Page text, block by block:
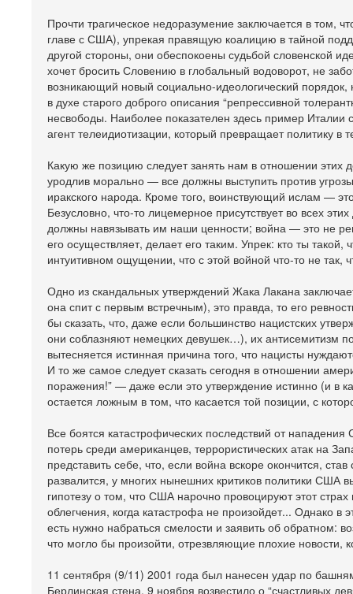
Прочти трагическое недоразумение заключается в том,
главе с США), упрекая правящую коалицию в тайной
другой стороны, они обеспокоены судьбой словенской
хочет бросить Словению в глобальный водоворот, не
возникающий новый социально-идеологический порядок,
в духе старого доброго описания “репрессивной
несвободы. Наиболее показателен здесь пример
агент телеидиотизации, который превращает политику
Какую же позицию следует занять нам в отношении этих
уродлив морально — все должны выступить против
иракского народа. Кроме того, воинствующий ислам —
Безусловно, что-то лицемерное присутствует во всех
должны навязывать им наши ценности; война — это не
его осуществляет, делает его таким. Упрек: кто ты
интуитивном ощущении, что с этой войной что-то не так,
Одно из скандальных утверждений Жака Лакана
она спит с первым встречным), это правда, то его
бы сказать, что, даже если большинство нацистских
они соблазняют немецких девушек…), их антисемитизм
вытесняется истинная причина того, что нацисты
И то же самое следует сказать сегодня в отношении
поражения!” — даже если это утверждение истинно (и в
остается ложным в том, что касается той позиции, с
Все боятся катастрофических последствий от
потерь среди американцев, террористических атак на
представить себе, что, если война вскоре окончится,
развалится, у многих нынешних критиков политики США
гипотезу о том, что США нарочно провоцируют этот
облегчения, когда катастрофа не произойдет... Однако
есть нужно набраться смелости и заявить об
что могло бы произойти, отрезвляющие плохие новости,
11 сентября (9/11) 2001 года был нанесен удар по
Берлинская стена. 9 ноября возвестило о “счастливых